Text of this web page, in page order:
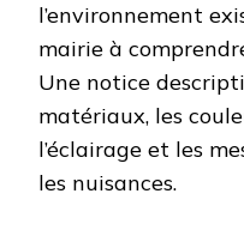
l’environnement
mairie à
Une notice
matériaux, les
l’éclairage et les
les nuisances.